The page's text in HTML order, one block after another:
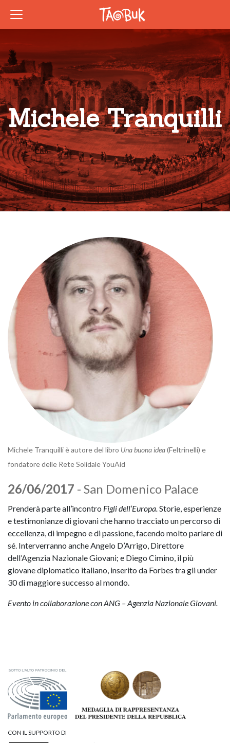
Michele Tranquilli
Michele Tranquilli è autore del libro Una buona idea(Feltrinelli) e
fondatore delle Rete Solidale YouAid
26/06/2017 - San Domenico Palace
Prenderà parte all’incontro Figli dell’Europa.Storie, esperienze
e testimonianze di giovani che hanno tracciato un percorso di
eccellenza, di impegno e di passione, facendo molto parlare di
sé. Interverranno anche Angelo D’Arrigo, Direttore
dell’Agenzia Nazionale Giovani; e Diego Cimino, il più
giovane diplomatico italiano, inserito da Forbes tra gli under
30 di maggiore successo al mondo.
Evento in collaborazione con ANG – Agenzia Nazionale Giovani.
CON IL SUPPORTO DI